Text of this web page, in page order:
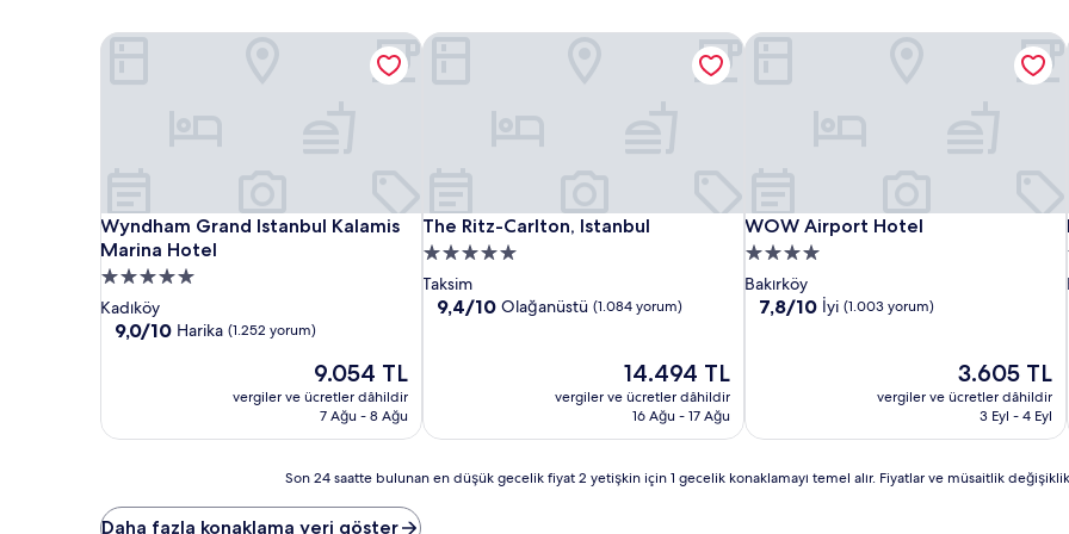
Wyndham Grand Istanbul Kalamis
Marina Hotel
Wyndham Grand Istanbul Kalamis Marina Hotel
5.0
yıldızlı
konaklama
Kadıköy
10
yorum)
9,0/10 Harika (1.252 yorum)
Güncel
fiyat:
9.054 TL
9.054 TL
vergiler ve ücretler dâhildir
7 Ağu - 8 Ağu
Wyndham Grand Istanbul Kalamis Marina Hotel
The Ritz-Carlton, Istanbul
The Ritz-Carlton, Istanbul
5.0
yıldızlı
konaklama
Taksim
10
9,4/10 Olağanüstü (1.084 yorum)
Güncel
fiyat:
14.494 TL
14.494 TL
vergiler ve ücretler dâhildir
16 Ağu - 17 Ağu
The Ritz-Carlton, Istanbul
WOW Airport Hotel
WOW Airport Hotel
4.0
yıldızlı
konaklama
Bakırköy
10
7,8/10 İyi (1.003 yorum)
Güncel
fiyat:
3.605 TL
3.605 TL
vergiler ve ücretler dâhildir
3 Eyl - 4 Eyl
WOW Airport Hotel
saatte
Son 24 saatte bulunan en düşük gecelik fiyat 2 yetişkin için 1 gecelik konaklamayı temel alır. Fiyatlar ve müsaitlik
Daha fazla konaklama yeri göster